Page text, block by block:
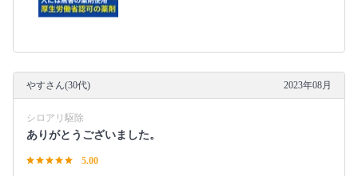
やすさん(30代) 2023年08月
シロアリ駆除
ありがとうございました。
5.00